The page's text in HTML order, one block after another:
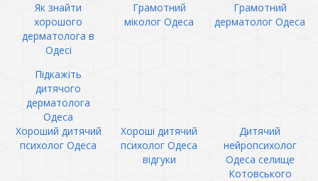
Як знайти
хорошого
дерматолога в
Одесі
Грамотний
міколог Одеса
Грамотний
дерматолог Одеса
Підкажіть
дитячого
дерматолога
Одеса
Хороший дитячий
психолог Одеса
Хороші дитячий
психолог Одеса
відгуки
Дитячий
нейропсихолог
Одеса селище
Котовського